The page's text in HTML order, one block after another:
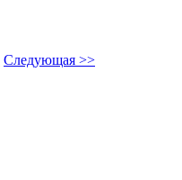
Следующая >>